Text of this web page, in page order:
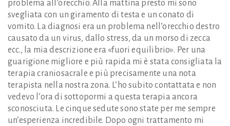
problema all’orecchio. Alla mattina presto mi sono
svegliata con un giramento di testa e un conato di
vomito. La diagnosi era un problema nell’orecchio destro
causato da un virus, dallo stress, da un morso di zecca
ecc., la mia descrizione era «fuori equilibrio». Per una
guarigione migliore e più rapida mi è stata consigliata la
terapia craniosacrale e più precisamente una nota
terapista nella nostra zona. L’ho subito contattata e non
vedevo l’ora di sottopormi a questa terapia ancora
sconosciuta. Le cinque sedute sono state per me sempre
un’esperienza incredibile. Dopo ogni trattamento mi